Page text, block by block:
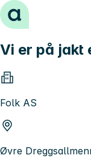
Hopp til innhold
Vi er på jakt
Folk AS
Øvre